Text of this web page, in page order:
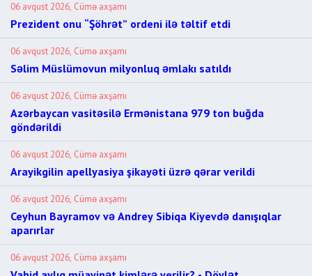
06 avqust 2026, Cümə axşamı
Prezident onu “Şöhrət” ordeni ilə təltif etdi
06 avqust 2026, Cümə axşamı
Səlim Müslümovun milyonluq əmlakı satıldı
06 avqust 2026, Cümə axşamı
Azərbaycan vasitəsilə Ermənistana 979 ton buğda
göndərildi
06 avqust 2026, Cümə axşamı
Arayikgilin apellyasiya şikayəti üzrə qərar verildi
06 avqust 2026, Cümə axşamı
Ceyhun Bayramov və Andrey Sibiqa Kiyevdə danışıqlar
aparırlar
06 avqust 2026, Cümə axşamı